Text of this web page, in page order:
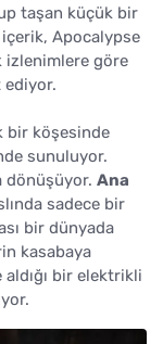
taşan küçük bir
Apocalypse
izlenimlere göre
ediyor.
bir köşesinde
sunuluyor.
dönüşüyor. Ana
sadece bir
bir dünyada
kasabaya
aldığı bir elektrikli